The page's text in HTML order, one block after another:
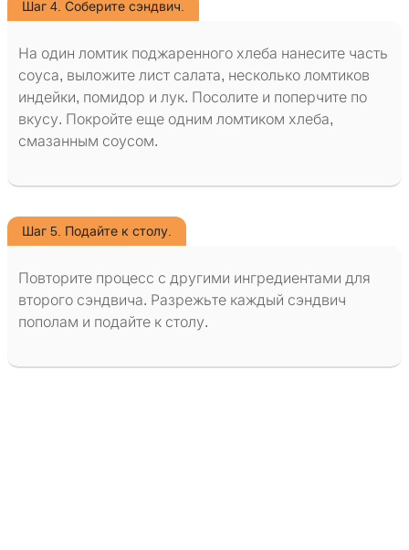
Шаг 4. Соберите сэндвич.
На один ломтик поджаренного хлеба нанесите часть
соуса, выложите лист салата, несколько ломтиков
индейки, помидор и лук. Посолите и поперчите по
вкусу. Покройте еще одним ломтиком хлеба,
смазанным соусом.
Шаг 5. Подайте к столу.
Повторите процесс с другими ингредиентами для
второго сэндвича. Разрежьте каждый сэндвич
пополам и подайте к столу.